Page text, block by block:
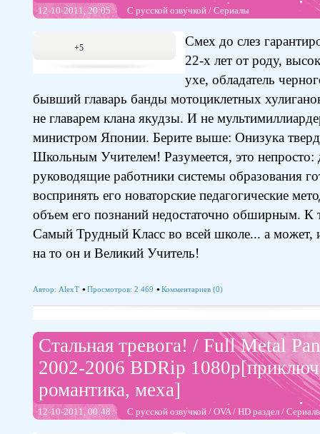
12-10-2011, 20:05 С русской озвучкой / Сериалы
+5
Смех до слез
22-х лет от роду,
ухе, обладатель
бывший главарь банды мотоциклетных
не главарем клана якудзы. И не
министром Японии. Берите выше: Онизука
Школьным Учителем! Разумеется, это непросто:
руководящие работники системы образования
воспринять его новаторские педагогические
объем его познаний недостаточно обширным. К
Самый Трудный Класс во всей школе... а может,
на то он и Великий Учитель!
Автор: AlexT Просмотров: 2 469 Комментариев (0)
Стальная тревога! / Full Metal
2002-2006 BDRip
романтика, меха]
12-10-2011, 00:48 С русской озвучкой / OVA/ HD раздел /